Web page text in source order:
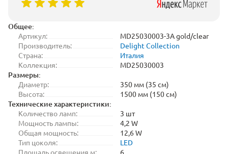
Общее:
Артикул:
MD25030003-3A gold/clear
Производитель:
Delight Collection
Страна:
Италия
Коллекция:
MD25030003
Размеры:
Диаметр:
350 мм (35 см)
Высота:
1500 мм (150 см)
Технические характеристики:
Количество ламп:
3 шт
Мощность лампы:
4,2 W
Общая мощность:
12,6 W
Тип цоколя:
LED
Площадь освещения,м:
6